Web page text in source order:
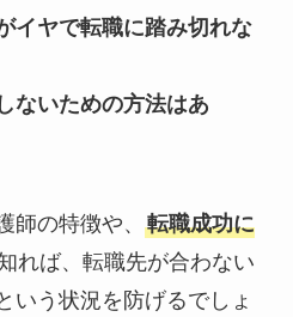
イヤで転職に踏み切れな
ないための方法はあ
師の特徴や、 転職成功に
れば、転職先が合わない
いう状況を防げるでしょ